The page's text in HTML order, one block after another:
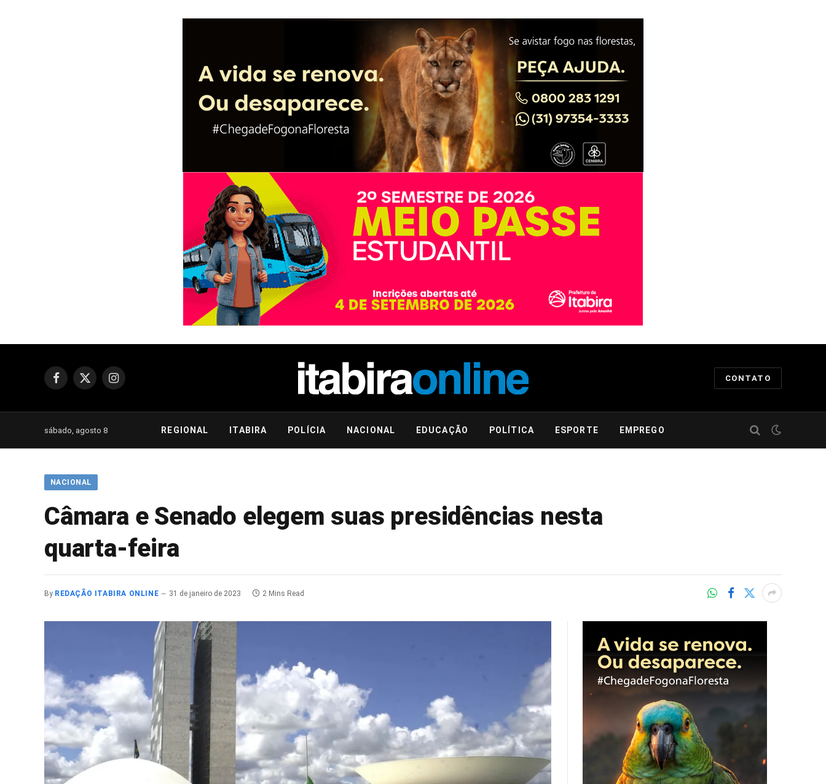
Facebook
X
Instagram
CONTATO
sábado, agosto 8 REGIONAL ITABIRA POLÍCIA NACIONAL EDUCAÇÃO POLÍTICA ESPORTE EMPREGO
NACIONAL
Câmara e Senado elegem suas presidências nesta
quarta-feira
By REDAÇÃO ITABIRA ONLINE 31 de janeiro de 2023 2 Mins Read